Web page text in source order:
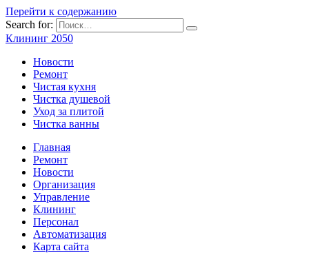
Перейти к содержанию
Search for:
Клининг 2050
Новости
Ремонт
Чистая кухня
Чистка душевой
Уход за плитой
Чистка ванны
Главная
Ремонт
Новости
Организация
Управление
Клининг
Персонал
Автоматизация
Карта сайта